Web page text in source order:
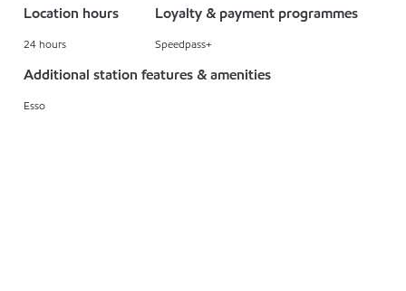
Location hours
24 hours
Loyalty & payment programmes
Speedpass+
Additional station features & amenities
Esso